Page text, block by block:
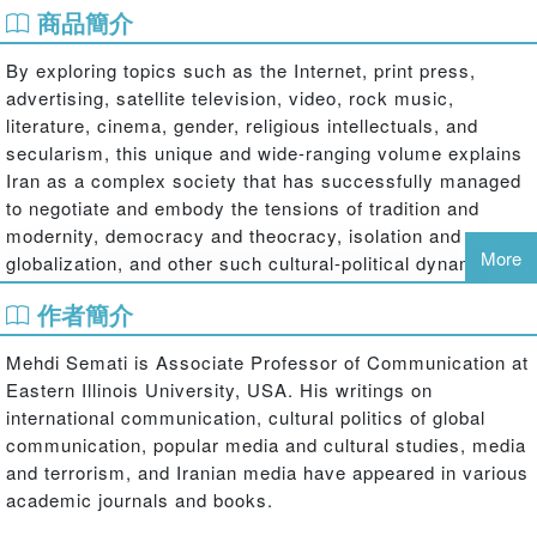
商品簡介
By exploring topics such as the Internet, print press,
advertising, satellite television, video, rock music,
literature, cinema, gender, religious intellectuals, and
secularism, this unique and wide-ranging volume explains
Iran as a complex society that has successfully managed
to negotiate and embody the tensions of tradition and
modernity, democracy and theocracy, isolation and
globalization, and other such cultural-political dynamics
that escape the explanatory and analytical powers of all-
too-familiar binary relations.
Featuring contributions from among the best-known and
emerging scholars on Iranian media, culture, society, and
politics, this volume uncovers how the existing
perspectives on post-revolutionary Iranian society have
failed to appreciate the complexity, the paradoxes and the
contradictions that characterize life in contemporary Iran,
More
作者簡介
Mehdi Semati is Associate Professor of Communication at
Eastern Illinois University, USA. His writings on
international communication, cultural politics of global
communication, popular media and cultural studies, media
and terrorism, and Iranian media have appeared in various
academic journals and books.